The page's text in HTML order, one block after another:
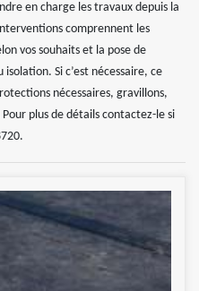
en charge les travaux depuis la
comprennent les
vos souhaits et la pose de
Si c’est nécessaire, ce
nécessaires, gravillons,
plus de détails contactez-le si